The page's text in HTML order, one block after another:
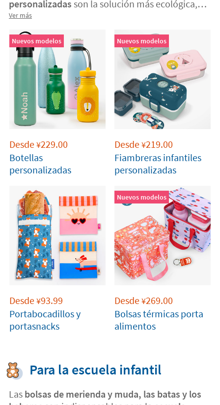
personalizadas son la solución más ecológica,
económica y segura para llevar la comida y la
bebida al
Ver más
Nuevos modelos
Desde¥229.00
Botellas
personalizadas
Nuevos modelos
Desde¥219.00
Fiambreras infantiles
personalizadas
Desde¥93.99
Portabocadillos y
portasnacks
Nuevos modelos
Desde¥269.00
Bolsas térmicas porta
alimentos
Para la escuela infantil
Las bolsas de merienda y muda, las batas y los